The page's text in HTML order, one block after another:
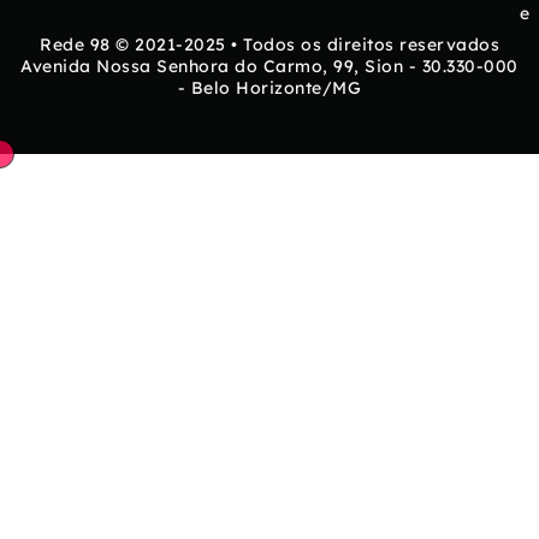
e
Rede 98 © 2021-2025 • Todos os direitos reservados
Avenida Nossa Senhora do Carmo, 99, Sion - 30.330-000
- Belo Horizonte/MG